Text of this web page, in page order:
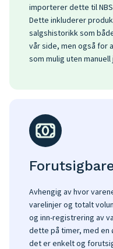
importerer dette til
Dette inkluderer
salgshistorikk som
vår side, men også for
som mulig uten manuell
Avhengig av hvor
varelinjer og totalt
og inn-registrering av
dette på timer, med en
det er enkelt og